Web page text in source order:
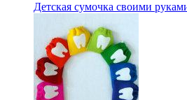
Детская сумочка своими